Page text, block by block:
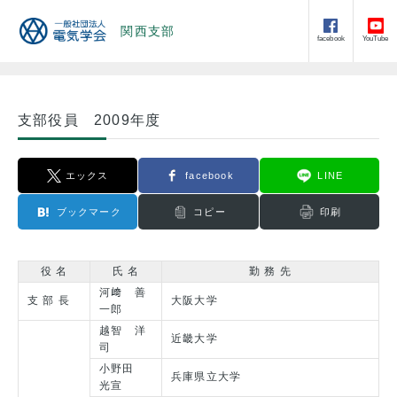
関西支部
facebook YouTube
支部役員 2009年度
エックス facebook LINE
ブックマーク コピー 印刷
役 名 氏 名 勤 務 先
支 部 長
河﨑 善
一郎
大阪大学
越智 洋
司
近畿大学
小野田
光宣
兵庫県立大学